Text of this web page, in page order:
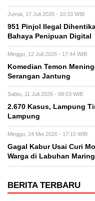
Jumat, 17 Juli 2026 - 10:33 WIB
951 Pinjol Ilegal
Bahaya Penipuan Digital
Minggu, 12 Juli 2026 - 17:44 WIB
Komedian Temon
Serangan Jantung
Sabtu, 11 Juli 2026 - 08:03 WIB
2.670 Kasus, Lampung
Lampung
Minggu, 24 Mei 2026 - 17:15 WIB
Gagal Kabur Usai Curi
Warga di Labuhan
BERITA TERBARU